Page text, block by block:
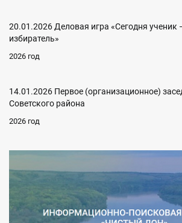
20.01.2026 Деловая игра «Сегодня ученик
избиратель»
2026 год
14.01.2026 Первое (организационное)
Советского района
2026 год